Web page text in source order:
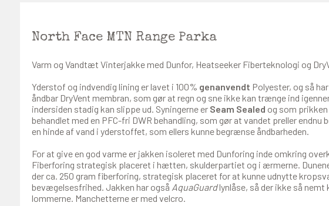
North Face MTN Range Parka
Varm og Vandtæt Vinterjakke med Dunfor, Heatseeker Fiberteknologi og
Yderstof og indvendig lining er lavet i 100% genanvendt Polyester, og så
åndbar DryVent membran, som gør at regn og sne ikke kan trænge ind
indersiden stadig kan slippe ud. Syningerne er Seam Sealed og som
behandlet med en PFC-fri DWR behandling, som gør at vandet preller endnu
en hinde af vand i yderstoffet, som ellers kunne begrænse åndbarheden.
For at give en god varme er jakken isoleret med Dunforing inde omkring
Fiberforing strategisk placeret i hætten, skulderpartiet og i ærmerne.
der ca. 250 gram fiberforing, strategisk placeret for at kunne udnytte
bevægelsesfrihed. Jakken har også AquaGuardlynlåse, så der ikke så nemt
lommerne. Manchetterne er med velcro.